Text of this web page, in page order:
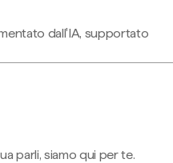
dall'IA, supportato
parli, siamo qui per te.